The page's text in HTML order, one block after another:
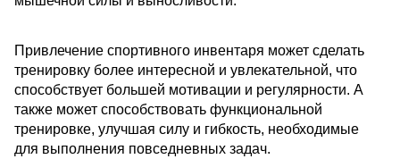
Привлечение спортивного инвентаря может сделать
тренировку более интересной и увлекательной, что
способствует большей мотивации и регулярности. А
также может способствовать функциональной
тренировке, улучшая силу и гибкость, необходимые
для выполнения повседневных задач.